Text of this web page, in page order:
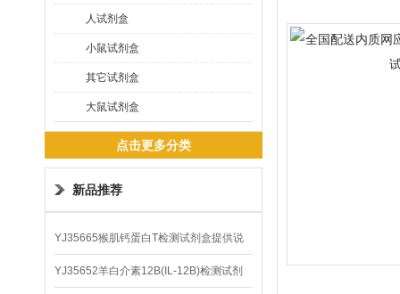
人试剂盒
小鼠试剂盒
其它试剂盒
大鼠试剂盒
点击更多分类
新品推荐
YJ35665猴肌钙蛋白T检测试剂盒提供说
明书
YJ35652羊白介素12B(IL-12B)检测试剂